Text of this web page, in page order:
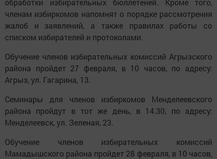
обработки избирательных бюллетеней. Кроме того,
членам избиркомов напомнят о порядке рассмотрения
жалоб и заявлений, а также правилах работы со
списком избирателей и протоколами.
Обучение членов избирательных комиссий Агрызского
района пройдет 27 февраля, в 10 часов, по адресу:
Агрыз, ул. Гагарина, 13.
Семинары для членов избиркомов Менделеевского
района пройдут в тот же день, в 14.30, по адресу:
Менделеевск, ул. Зеленая, 23.
Обучение членов избирательных комиссий
Мамадышского района пройдет 28 февраля, в 10 часов,